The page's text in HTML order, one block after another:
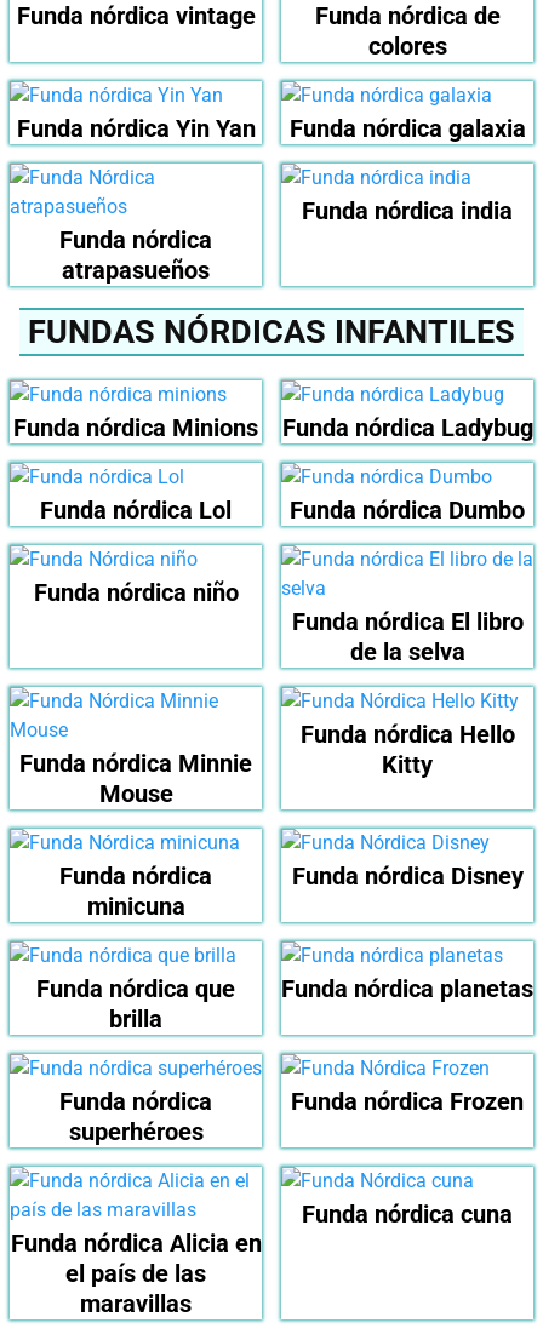
Funda nórdica vintage
Funda nórdica de
colores
Funda nórdica Yin Yan Funda nórdica galaxia
Funda nórdica
atrapasueños
Funda nórdica india
FUNDAS NÓRDICAS INFANTILES
Funda nórdica Minions Funda nórdica Ladybug
Funda nórdica Lol Funda nórdica Dumbo
Funda nórdica niño
Funda nórdica El libro
de la selva
Funda nórdica Minnie
Mouse
Funda nórdica Hello
Kitty
Funda nórdica
minicuna
Funda nórdica Disney
Funda nórdica que
brilla
Funda nórdica planetas
Funda nórdica
superhéroes
Funda nórdica Frozen
Funda nórdica Alicia en
el país de las
maravillas
Funda nórdica cuna